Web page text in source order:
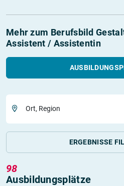
Mehr zum Berufsbild
Assistent / Assistentin
Ort, Region
ERGEBNISSE
98
Ausbildungsplätze